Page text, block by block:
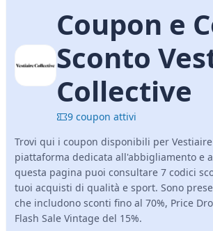
Coupon e
Sconto
Collective
9 coupon attivi
Trovi qui i coupon disponibili per
piattaforma dedicata all'abbigliamento e
questa pagina puoi consultare 7 codici
tuoi acquisti di qualità e sport. Sono
che includono sconti fino al 70%, Price
Flash Sale Vintage del 15%.